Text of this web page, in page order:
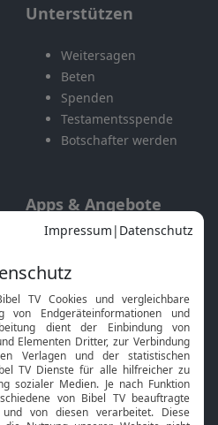
Unterstützen
Weitersagen
Beten
Spenden
Testamentsspende
Botschafter werden
Apps & Angebote
Mobile App
Smart TV
HbbTV
Bibelthek Online-Bibel
Nächster Gottesdienst